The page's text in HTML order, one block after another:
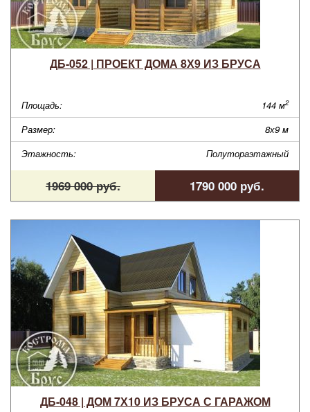
ДБ-052 | ПРОЕКТ ДОМА 8Х9 ИЗ БРУСА
Площадь: 144 м2
Размер:
8х9 м
Этажность:
Полутораэтажный
1969 000 руб. 1790 000 руб.
ДБ-048 | ДОМ 7Х10 ИЗ БРУСА С ГАРАЖОМ